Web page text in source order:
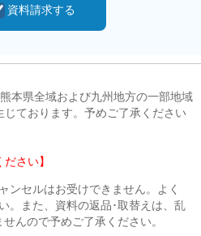
資料請求する
本県全域および九州地方の一部地域
ております。予めご了承ください
さい】
ンセルはお受けできません。よく
。また、資料の返品･取替えは、乱
んので予めご了承ください。